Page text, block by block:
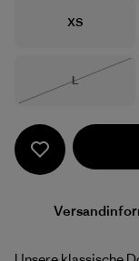
Größe
XS
Größe
L